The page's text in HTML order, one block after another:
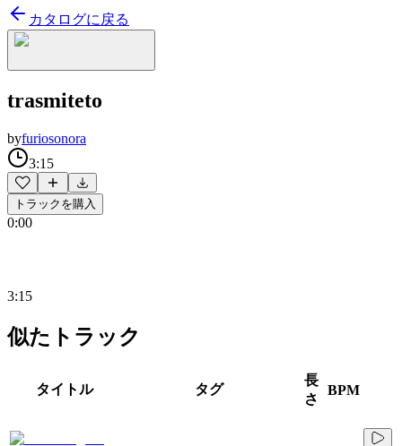
カタログに戻る
trasmiteto
byfuriosonora
3:15
トラックを購入
0:00
3:15
似たトラック
タイトル タグ
長
さ
BPM